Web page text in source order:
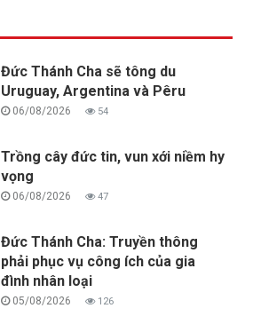
Đức Thánh Cha sẽ tông du
Uruguay, Argentina và Pêru
06/08/2026 54
Trồng cây đức tin, vun xới niềm hy
vọng
06/08/2026 47
Đức Thánh Cha: Truyền thông
phải phục vụ công ích của gia
đình nhân loại
05/08/2026 126